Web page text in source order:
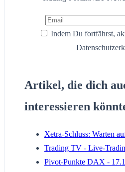
Indem Du fortfährst,
Artikel, die dich
interessieren
Xetra-Schluss: Warten
Trading TV - Live-
Pivot-Punkte DAX -